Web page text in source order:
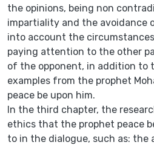
the opinions, being non
impartiality and the avoidance
into account the
paying attention to the other
of the opponent, in addition to
examples from the prophet
peace be upon him.
In the third chapter, the
ethics that the prophet peace
to in the dialogue, such as: the